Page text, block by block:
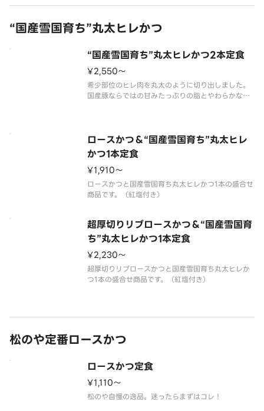
“国産雪国育ち”丸太ヒレかつ
“国産雪国育ち”丸太ヒレかつ2本定食
¥2,550〜
希少部位のヒレ肉を丸太のように切り出しました。
国産豚ならではの甘みたっぷりの脂とやわらかな肉
ロースかつ＆“国産雪国育ち”丸太ヒレ
かつ1本定食
¥1,910〜
ロースかつと国産雪国育ち丸太ヒレかつ1本の盛合せ
超厚切りリブロースかつ＆“国産雪国育
ち”丸太ヒレかつ1本定食
¥2,230〜
超厚切りリブロースかつと国産雪国育ち丸太ヒレか
松のや定番ロースかつ
ロースかつ定食
¥1,110〜
松のや自慢の逸品。迷ったらまずはコレ！